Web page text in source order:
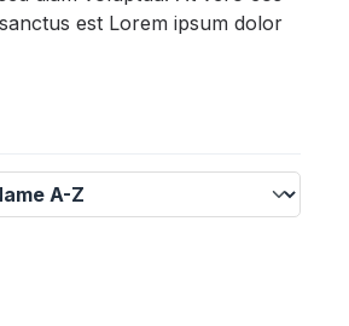
est Lorem ipsum dolor